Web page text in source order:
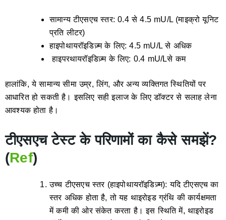
सामान्य टीएसएच स्तर: 0.4 से 4.5 mU/L (माइक्रो यूनिट
प्रति लीटर)
हाइपोथायरॉइडिज़्म के लिए: 4.5 mU/L से अधिक
हाइपरथायरॉइडिज़्म के लिए: 0.4 mU/Lसे कम
हालांकि, ये सामान्य सीमा उम्र, लिंग, और अन्य व्यक्तिगत स्थितियों पर
आधारित हो सकती है। इसलिए सही इलाज के लिए डॉक्टर से सलाह लेना
आवश्यक होता है।
टीएसएच टेस्ट के परिणामों का कैसे समझें?
(Ref)
उच्च टीएसएच स्तर (हाइपोथायरॉइडिज़्म): यदि टीएसएच का
स्तर अधिक होता है, तो यह थाइरोइड ग्रंथि की कार्यक्षमता
में कमी की ओर संकेत करता है। इस स्थिति में, थाइरोइड